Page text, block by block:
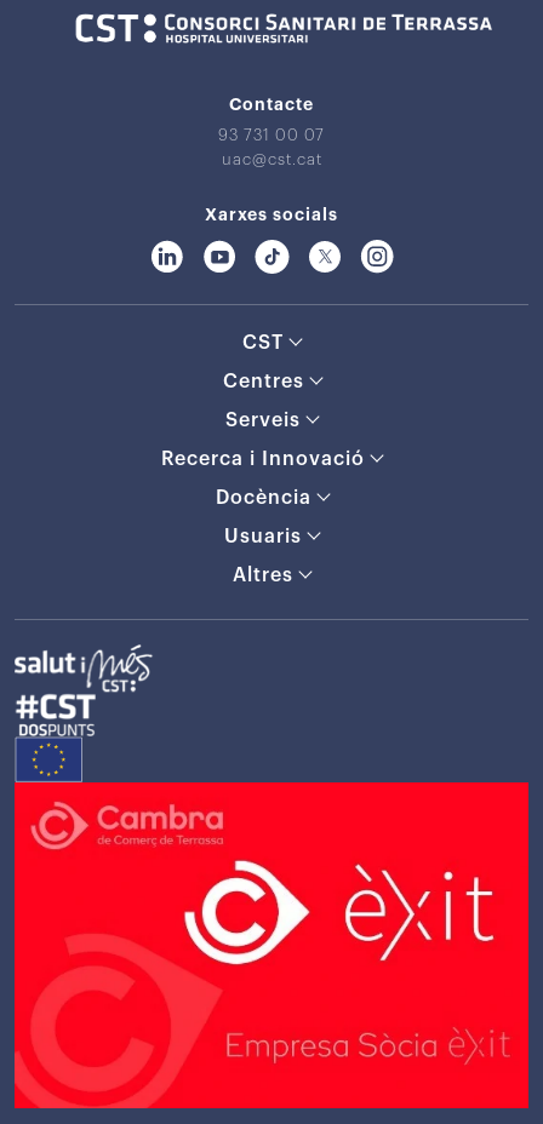
Contacte
93 731 00 07
uac@cst.cat
Xarxes socials
CST
Centres
Serveis
Recerca i Innovació
Docència
Usuaris
Altres